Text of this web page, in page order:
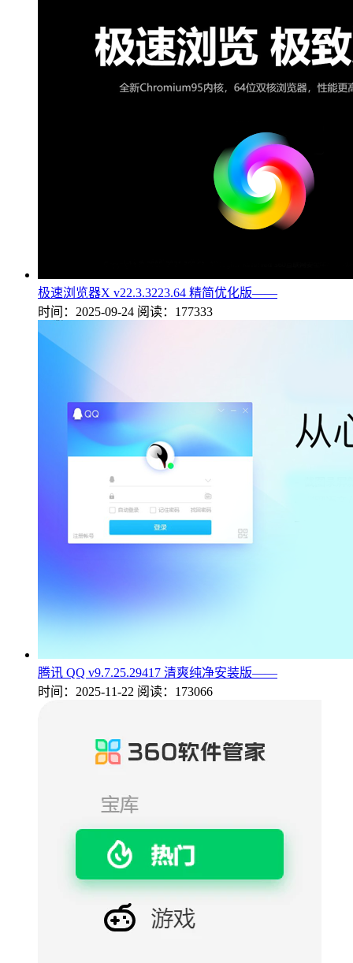
极速浏览器X v22.3.3223.64 精简优化版——
时间：2025-09-24 阅读：177333
腾讯 QQ v9.7.25.29417 清爽纯净安装版——
时间：2025-11-22 阅读：173066